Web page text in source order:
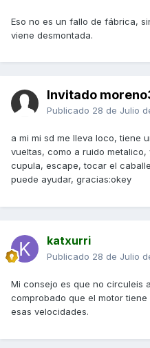
Eso no es un fallo de fábrica,
viene desmontada.
Invitado
Publicado 28 de Julio
a mi mi sd me lleva loco, tiene
vueltas, como a ruido
cupula, escape, tocar el
puede ayudar, gracias:okey
katxurri
Publicado 28 de Julio
Mi consejo es que no circuleis
comprobado que el motor
esas velocidades.